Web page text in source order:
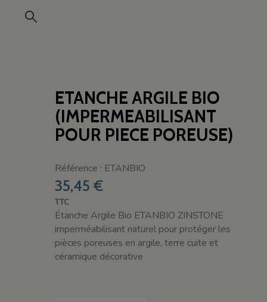
ETANCHE ARGILE BIO
(IMPERMEABILISANT
POUR PIECE POREUSE)
Référence : ETANBIO
35,45 €
TTC
Étanche Argile Bio ETANBIO ZINSTONE
imperméabilisant naturel pour protéger les
pièces poreuses en argile, terre cuite et
céramique décorative